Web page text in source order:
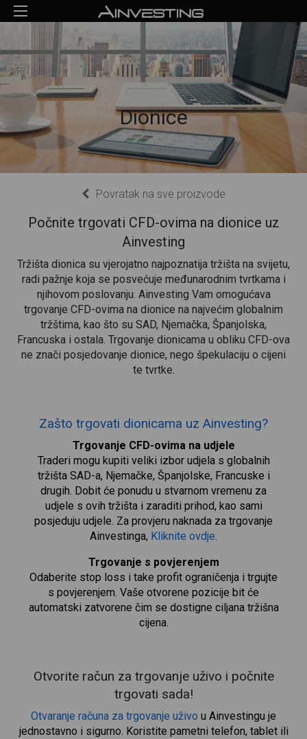
Dionice
Povratak na sve proizvode
Počnite trgovati CFD-ovima na dionice uz
Ainvesting
Tržišta dionica su vjerojatno najpoznatija tržišta na svijetu,
radi pažnje koja se posvećuje međunarodnim tvrtkama i
njihovom poslovanju. Ainvesting Vam omogućava
trgovanje CFD-ovima na dionice na najvećim globalnim
tržštima, kao što su SAD, Njemačka, Španjolska,
Francuska i ostala. Trgovanje dionicama u obliku CFD-ova
ne znači posjedovanje dionice, nego špekulaciju o cijeni
te tvrtke.
Zašto trgovati dionicama uz Ainvesting?
Trgovanje CFD-ovima na udjele
Traderi mogu kupiti veliki izbor udjela s globalnih
tržišta SAD-a, Njemačke, Španjolske, Francuske i
drugih. Dobit će ponudu u stvarnom vremenu za
udjele s ovih tržišta i zaraditi prihod, kao sami
posjeduju udjele. Za provjeru naknada za trgovanje
Ainvestinga, Kliknite ovdje.
Trgovanje s povjerenjem
Odaberite stop loss i take profit ograničenja i trgujte
s povjerenjem. Vaše otvorene pozicije bit će
automatski zatvorene čim se dostigne ciljana tržišna
cijena.
Otvorite račun za trgovanje uživo i počnite
trgovati sada!
Otvaranje računa za trgovanje uživo u Ainvestingu je
jednostavno i sigurno. Koristite pametni telefon, tablet ili